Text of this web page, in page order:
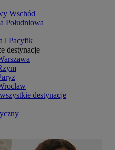
Wschód
Południowa
l Pacyfik
destynacje
destynacje